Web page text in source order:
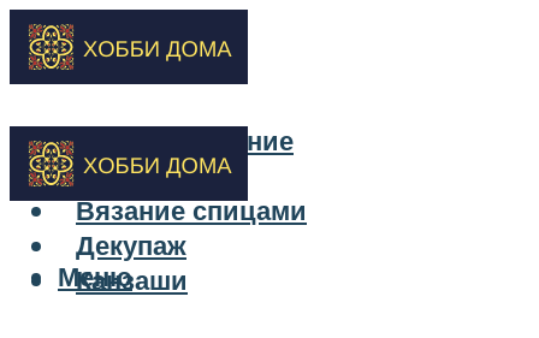
Бисероплетение
Вышивка
Вязание спицами
Декупаж
Канзаши
Меню